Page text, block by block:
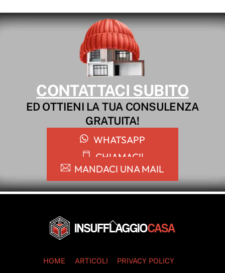
CONTATTACI SUBITO
ED OTTIENI LA TUA CONSULENZA
GRATUITA!
WHATSAPP
CHIAMACI!
MANDACI UNA MAIL
Back
To
HOME
ARTICOLI PRIVACY POLICY